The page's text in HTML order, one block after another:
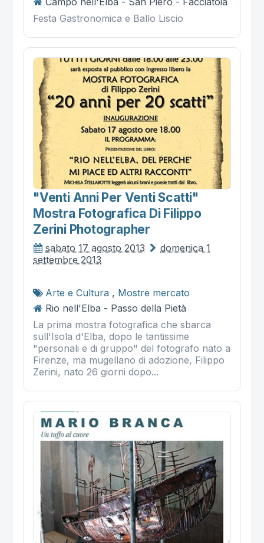
Festa Gastronomica e Ballo Liscio
"venti Anni Per Venti Scatti"
Mostra Fotografica Di Filippo
Zerini Photographer
sabato 17 agosto 2013
domenica 1
settembre 2013
Arte e Cultura , Mostre mercato
Rio nell'Elba - Passo della Pietà
La prima mostra fotografica che sbarca
sull'Isola d'Elba, dopo le tantissime
"personali e di gruppo" del fotografo nato a
Firenze, ma mugellano di adozione, Filippo
Zerini, nato 26 giorni dopo...